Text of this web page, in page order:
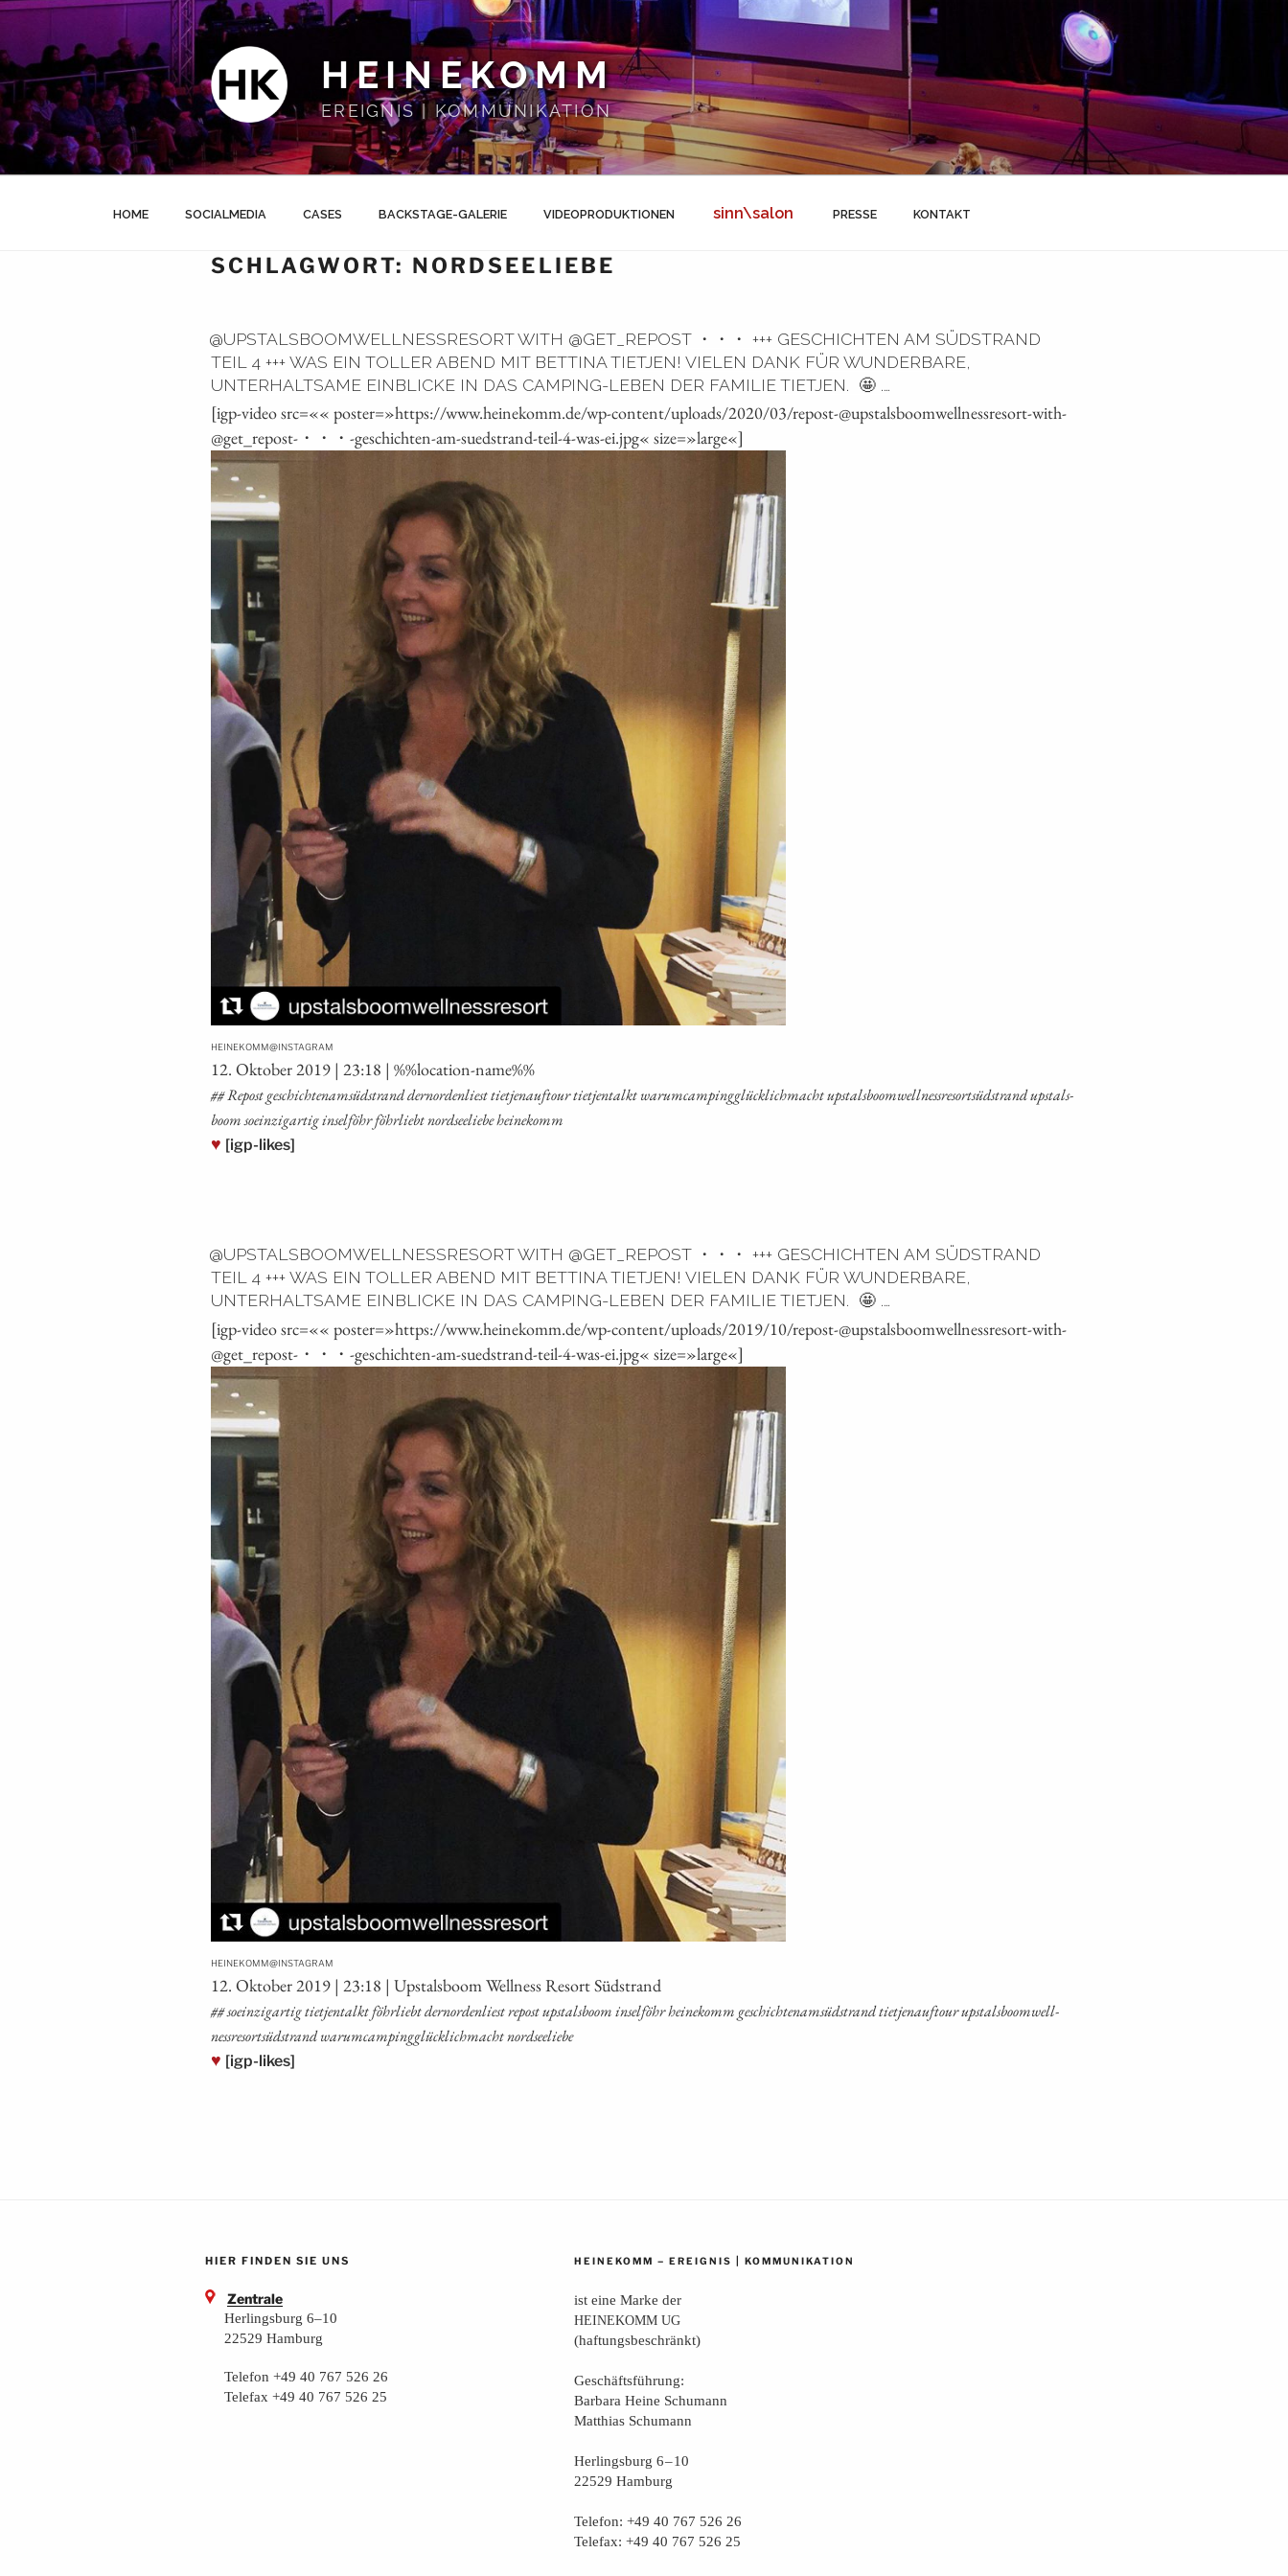
Zum
springen
HEINEKOMM
EREIGNIS | KOMMUNIKATION
HOME SOCIALMEDIA CASES BACKSTAGE-GALERIE VIDEOPRODUKTIONEN sinn\salon PRESSE KONTAKT
SCHLAGWORT: NORDSEELIEBE
@UPSTALSBOOMWELLNESSRESORT WITH @GET_REPOST ・・・ +++ GESCHICHTEN AM SÜDSTRAND
TEIL 4 +++ WAS EIN TOLLER ABEND MIT BETTINA TIETJEN! VIELEN DANK FÜR WUNDERBARE,
UNTERHALTSAME EINBLICKE IN DAS CAMPING-LEBEN DER FAMILIE TIETJEN. ️ 🤩 .…
[igp-video src=«« poster=»https://www.heinekomm.de/wp-content/uploads/2020/03/repost-@upstalsboomwellnessresort-with-
@get_repost-・・・-geschichten-am-suedstrand-teil-4-was-ei.jpg« size=»large«]
HEINEKOMM@INSTAGRAM
12. Okto­ber 2019 | 23:18 | %%loca­ti­on-name%%
## Repost geschich­tenam­süd­strand dern­or­den­liest tiet­je­na­uf­tour tiet­jen­talkt war­um­cam­ping­glück­lich­macht ups­tals­boom­well­ness­re­sort­süd­strand ups­tals­
boom soein­zig­ar­tig insel­föhr föhr­liebt nord­see­lie­be heinekomm
♥ [igp-likes]
@UPSTALSBOOMWELLNESSRESORT WITH @GET_REPOST ・・・ +++ GESCHICHTEN AM SÜDSTRAND
TEIL 4 +++ WAS EIN TOLLER ABEND MIT BETTINA TIETJEN! VIELEN DANK FÜR WUNDERBARE,
UNTERHALTSAME EINBLICKE IN DAS CAMPING-LEBEN DER FAMILIE TIETJEN. ️ 🤩 .…
[igp-video src=«« poster=»https://www.heinekomm.de/wp-content/uploads/2019/10/repost-@upstalsboomwellnessresort-with-
@get_repost-・・・-geschichten-am-suedstrand-teil-4-was-ei.jpg« size=»large«]
HEINEKOMM@INSTAGRAM
12. Okto­ber 2019 | 23:18 | Ups­tals­boom Well­ness Resort Südstrand
## soein­zig­ar­tig tiet­jen­talkt föhr­liebt dern­or­den­liest repost ups­tals­boom insel­föhr hei­ne­komm geschich­tenam­süd­strand tiet­je­na­uf­tour ups­tals­boom­well­
ness­re­sort­süd­strand war­um­cam­ping­glück­lich­macht nordseeliebe
♥ [igp-likes]
HIER FINDEN SIE UNS
Zentrale
Herlingsburg 6–10
22529 Hamburg
Telefon +49 40 767 526 26
Telefax +49 40 767 526 25
HEINEKOMM – EREIGNIS KOMMUNIKATION
ist eine Mar­ke der
HEINEKOMM UG
(haf­tungs­be­schränkt)
Geschäfts­füh­rung:
Bar­ba­ra Hei­ne Schumann
Mat­thi­as Schumann
Her­lings­burg 6 – 10
22529 Hamburg
Tele­fon: +49 40 767 526 26
Tele­fax: +49 40 767 526 25